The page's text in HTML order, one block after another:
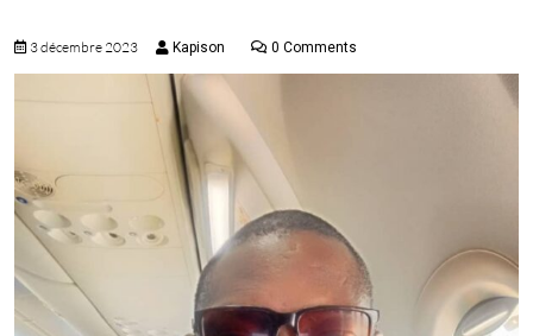
3 décembre 2023 Kapison 0 Comments